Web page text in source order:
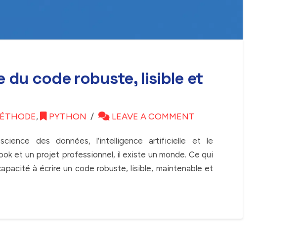
du code robuste, lisible et
, PYTHON LEAVE A COMMENT
des données, l’intelligence artificielle et le
et un projet professionnel, il existe un monde. Ce qui
à écrire un code robuste, lisible, maintenable et